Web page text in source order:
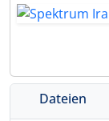
Dateien